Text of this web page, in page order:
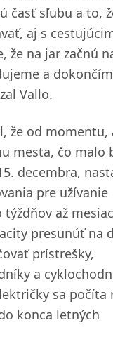
časť sľubu a to,
aj s
že na jar začnú
a
Vallo.
že od momentu,
mesta, čo malo
decembra,
pre užívanie
až
presunúť na
prístrešky,
a
sa počíta
konca letných